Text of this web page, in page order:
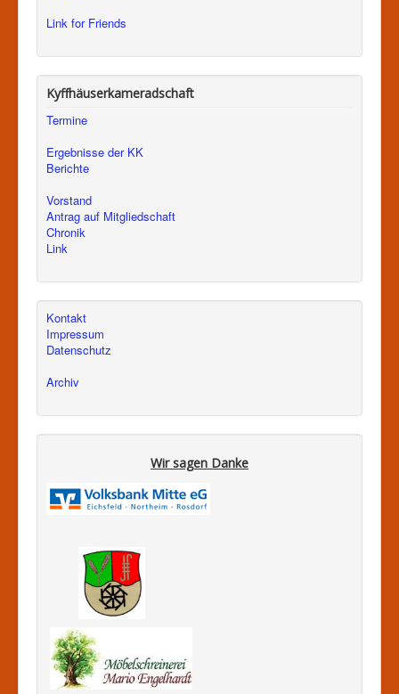
Link for Friends
Kyffhäuserkameradschaft
Termine
Ergebnisse der KK
Berichte
Vorstand
Antrag auf Mitgliedschaft
Chronik
Link
Kontakt
Impressum
Datenschutz
Archiv
Wir sagen Danke